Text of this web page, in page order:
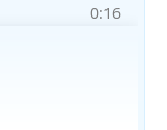
0:16